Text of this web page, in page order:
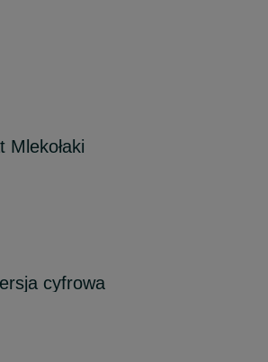
Mlekołaki
cyfrowa